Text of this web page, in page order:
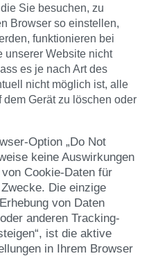
Sie besuchen, zu
Browser so einstellen,
funktionieren bei
unserer Website nicht
es je nach Art des
nicht möglich ist, alle
Gerät zu löschen oder
Option „Do Not
keine Auswirkungen
Cookie-Daten für
Die einzige
von Daten
anderen Tracking-
ist die aktive
in Ihrem Browser